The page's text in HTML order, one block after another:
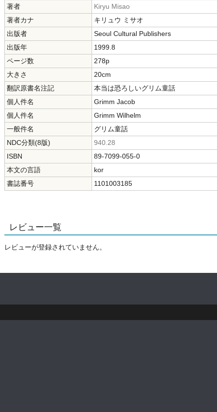
著者
Kiryu Misao
著者カナ
キリュウ ミサオ
出版者
Seoul Cultural Publishers
出版年
1999.8
ページ数
278p
大きさ
20cm
翻訳原書名注記
本当は恐ろしいグリム童話
個人件名
Grimm Jacob
個人件名
Grimm Wilhelm
一般件名
グリム童話
NDC分類(8版)
940.28
ISBN
89-7099-055-0
本文の言語
kor
書誌番号
1101003185
レビュー一覧
レビューが登録されていません。